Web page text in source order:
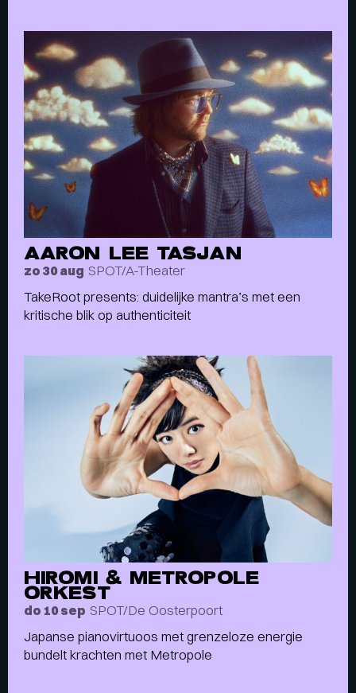
AARON LEE TASJAN
zo 30 aug SPOT/A-Theater
TakeRoot presents: duidelijke mantra’s met een
kritische blik op authenticiteit
HIROMI & METROPOLE
ORKEST
do 10 sep SPOT/De Oosterpoort
Japanse pianovirtuoos met grenzeloze energie
bundelt krachten met Metropole